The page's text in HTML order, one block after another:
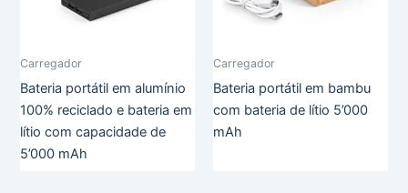
Carregador
Bateria portátil em alumínio
100% reciclado e bateria em
lítio com capacidade de
5’000 mAh
Carregador
Bateria portátil em bambu
com bateria de lítio 5’000
mAh